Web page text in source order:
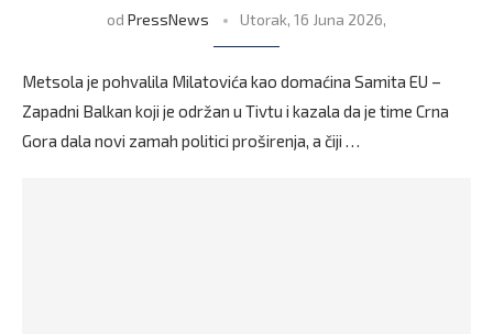
od PressNews Utorak, 16 Juna 2026,
Metsola je pohvalila Milatovića kao domaćina Samita EU –
Zapadni Balkan koji je održan u Tivtu i kazala da je time Crna
Gora dala novi zamah politici proširenja, a čiji …